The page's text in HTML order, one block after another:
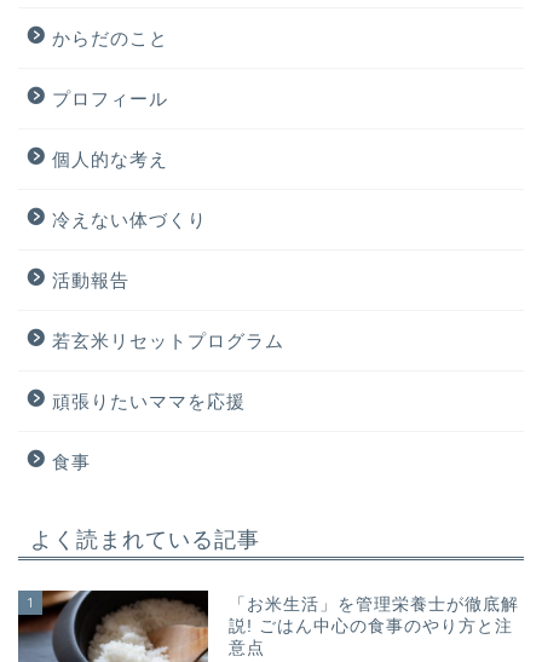
からだのこと
プロフィール
個人的な考え
冷えない体づくり
活動報告
若玄米リセットプログラム
頑張りたいママを応援
食事
よく読まれている記事
1
「お米生活」を管理栄養士が徹底解
説! ごはん中心の食事のやり方と注
意点